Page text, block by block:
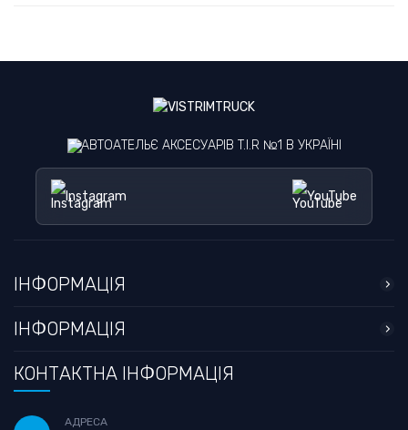
АВТОАТЕЛЬЄ АКСЕСУАРІВ T.I.R №1 В УКРАЇНІ
Instagram YouTube
ІНФОРМАЦІЯ
ІНФОРМАЦІЯ
КОНТАКТНА ІНФОРМАЦІЯ
АДРЕСА